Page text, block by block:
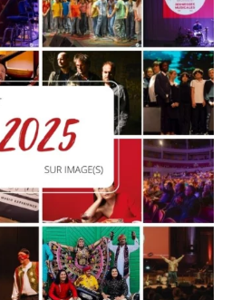
de découvertes, d`étonnements, ...